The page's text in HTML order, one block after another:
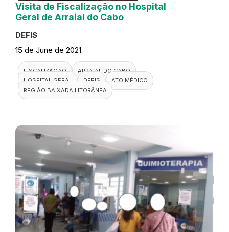
Visita de Fiscalização no Hospital
Geral de Arraial do Cabo
DEFIS
15 de June de 2021
FISCALIZAÇÃO
ARRAIAL DO CABO
HOSPITAL GERAL
DEFIS
ATO MÉDICO
REGIÃO BAIXADA LITORÂNEA